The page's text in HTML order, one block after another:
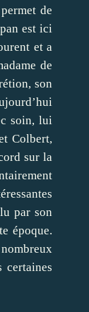
de
est ici
et a
de
son
soin, lui
Colbert,
sur la
par son
époque.